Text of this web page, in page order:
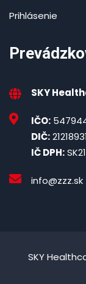
Prihlásenie
SKY
IČO:
DIČ:
IČ DPH:
info@zzz.sk
SKY